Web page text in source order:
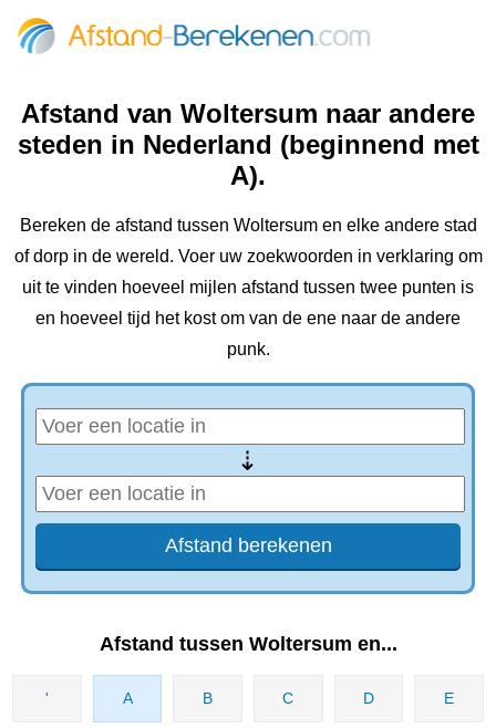
Afstand van Woltersum naar andere
steden in Nederland (beginnend met
A).
Bereken de afstand tussen Woltersum en elke andere stad
of dorp in de wereld. Voer uw zoekwoorden in verklaring om
uit te vinden hoeveel mijlen afstand tussen twee punten is
en hoeveel tijd het kost om van de ene naar de andere
punk.
⇢
Afstand tussen Woltersum en...
' A B C D E